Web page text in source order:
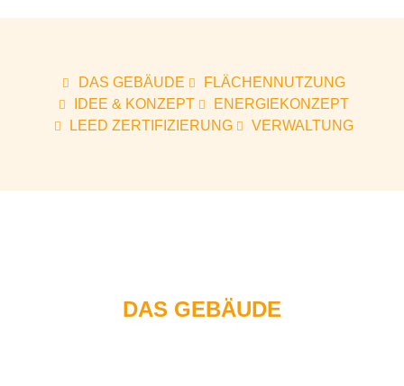
DAS GEBÄUDE
FLÄCHENNUTZUNG
IDEE & KONZEPT
ENERGIEKONZEPT
LEED ZERTIFIZIERUNG
VERWALTUNG
DAS GEBÄUDE